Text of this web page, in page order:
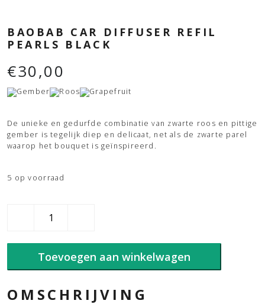
BAOBAB CAR DIFFUSER REFIL
PEARLS BLACK
€30,00
Gember Roos Grapefruit
De unieke en gedurfde combinatie van zwarte roos en pittige
gember is tegelijk diep en delicaat, net als de zwarte parel
waarop het bouquet is geïnspireerd.
5 op voorraad
Black
Toevoegen aan winkelwagen
OMSCHRIJVING